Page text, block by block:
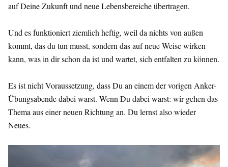
auf Deine Zukunft und neue Lebensbereiche übertragen.
Und es funktioniert ziemlich heftig, weil da nichts von außen
kommt, das du tun musst, sondern das auf neue Weise wirken
kann, was in dir schon da ist und wartet, sich entfalten zu können.
Es ist nicht Voraussetzung, dass Du an einem der vorigen Anker-
Übungsabende dabei warst. Wenn Du dabei warst: wir gehen das
Thema aus einer neuen Richtung an. Du lernst also wieder
Neues.